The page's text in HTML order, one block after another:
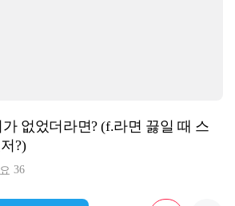
없었더라면? (f.라면 끓일 때 스
?)
36